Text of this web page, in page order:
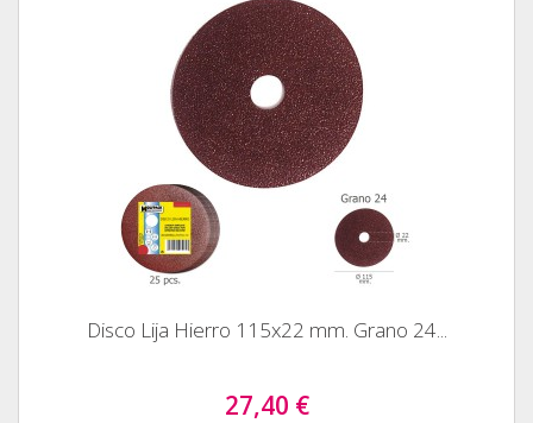
Disco Lija Hierro 115x22 mm. Grano 24...
27,40 €